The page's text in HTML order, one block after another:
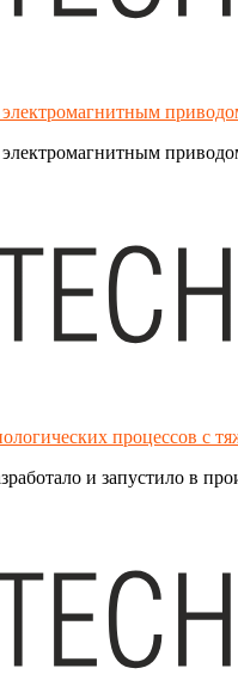
процессов с
и запустило в